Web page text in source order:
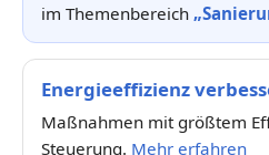
im Themenbereich
Energieeffizienz
Maßnahmen mit größtem
Steuerung. Mehr erfahren